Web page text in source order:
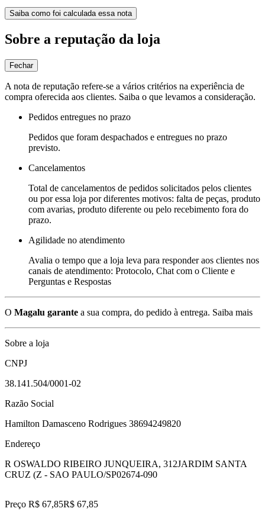
Saiba como foi calculada essa nota
Sobre a reputação da loja
Fechar
A nota de reputação refere-se a vários critérios na experiência de
compra oferecida aos clientes. Saiba o que levamos a consideração.
Pedidos entregues no prazo
Pedidos que foram despachados e entregues no prazo
previsto.
Cancelamentos
Total de cancelamentos de pedidos solicitados pelos clientes
ou por essa loja por diferentes motivos: falta de peças, produto
com avarias, produto diferente ou pelo recebimento fora do
prazo.
Agilidade no atendimento
Avalia o tempo que a loja leva para responder aos clientes nos
canais de atendimento: Protocolo, Chat com o Cliente e
Perguntas e Respostas
O Magalu garante a sua compra, do pedido à entrega. Saiba mais
Sobre a loja
CNPJ
38.141.504/0001-02
Razão Social
Hamilton Damasceno Rodrigues 38694249820
Endereço
R OSWALDO RIBEIRO JUNQUEIRA, 312JARDIM SANTA
CRUZ (Z - SAO PAULO/SP02674-090
Preço R$ 67,85R$ 67,85